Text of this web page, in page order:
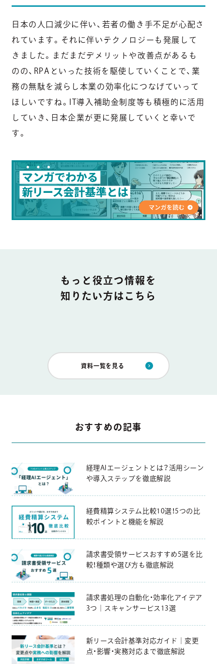
日本の人口減少に伴い、若者の働き手不足が心配さ
れています。それに伴いテクノロジーも発展して
きました。まだまだデメリットや改善点があるも
のの、RPAといった技術を駆使していくことで、業
務の無駄を減らし本業の効率化につなげていって
ほしいですね。IT導入補助金制度等も積極的に活用
していき、日本企業が更に発展していくと幸いで
す。
DOCUMENT
もっと役立つ情報を
知りたい方はこちら
資料一覧を見る
おすすめの記事
経理AIエージェントとは？活用シーン
や導入ステップを徹底解説
経費精算システム比較10選！5つの比
較ポイントと機能を解説
請求書受領サービスおすすめ5選を比
較！種類や選び方も徹底解説
請求書処理の自動化・効率化アイデア
3つ｜スキャンサービス13選
新リース会計基準対応ガイド｜変更
点・影響・実務対応まで徹底解説